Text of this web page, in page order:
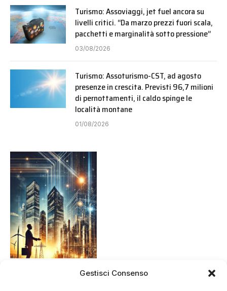
Gestisci Consenso
Turismo: Assoviaggi, jet fuel ancora su
livelli critici. “Da marzo prezzi fuori scala,
pacchetti e marginalità sotto pressione”
03/08/2026
Turismo: Assoturismo-CST, ad agosto
presenze in crescita. Previsti 96,7 milioni
di pernottamenti, il caldo spinge le
località montane
01/08/2026